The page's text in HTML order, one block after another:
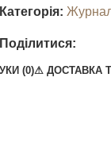
Категорія:
Поділитися:
(0)⚠︎ ДОСТАВКА